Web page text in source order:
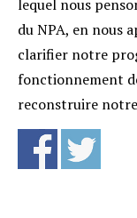
lequel nous
du NPA, en nous
clarifier notre
fonctionnement
reconstruire